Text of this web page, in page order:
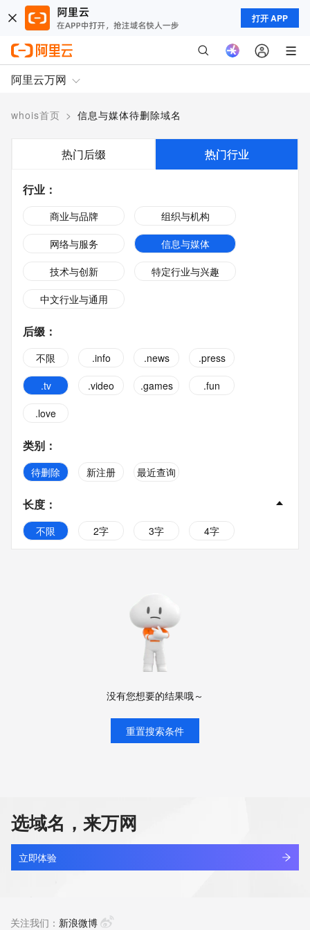
打开 APP
阿里云万网
whois首页 > 信息与媒体待删除域名
热门后缀 热门行业
行业 ：
商业与品牌
组织与机构
网络与服务
信息与媒体
技术与创新
特定行业与兴趣
中文行业与通用
后缀 ：
不限 .info .news
.press
.tv
.video .games
.fun
.love
类别 ：
待删除 新注册 最近查询
长度 ：
不限 2字 3字
4字
没有您想要的结果哦～
重置搜索条件
选域名，来万网
立即体验
关注我们： 新浪微博